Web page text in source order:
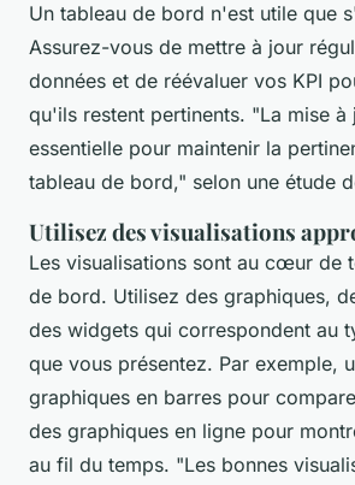
Un tableau de bord n'est utile que
Assurez-vous de mettre à jour
données et de réévaluer vos KPI
qu'ils restent pertinents. "La mise à
essentielle pour maintenir la
tableau de bord," selon une étude
Utilisez des visualisations
Les visualisations sont au cœur de
de bord. Utilisez des graphiques,
des widgets qui correspondent au
que vous présentez. Par exemple,
graphiques en barres pour
des graphiques en ligne pour
au fil du temps. "Les bonnes